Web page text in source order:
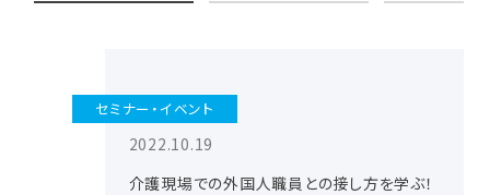
セミナー・イベント
2022.10.19
介護現場での外国人職員との接し方を学ぶ！